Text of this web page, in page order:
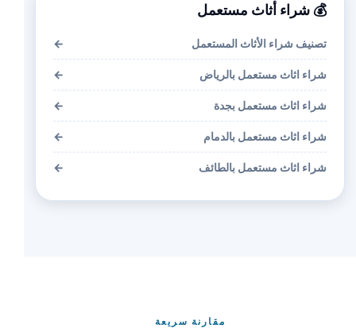
💰 شراء أثاث مستعمل
تصنيف شراء الأثاث المستعمل ←
شراء اثاث مستعمل بالرياض ←
شراء اثاث مستعمل بجدة ←
شراء اثاث مستعمل بالدمام ←
شراء اثاث مستعمل بالطائف ←
مقارنة سريعة